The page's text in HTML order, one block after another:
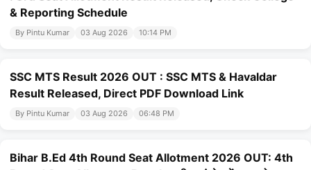
& Reporting Schedule
By Pintu Kumar 03 Aug 2026 10:14 PM
SSC MTS Result 2026 OUT : SSC MTS & Havaldar
Result Released, Direct PDF Download Link
By Pintu Kumar 03 Aug 2026 06:48 PM
Bihar B.Ed 4th Round Seat Allotment 2026 OUT: 4th